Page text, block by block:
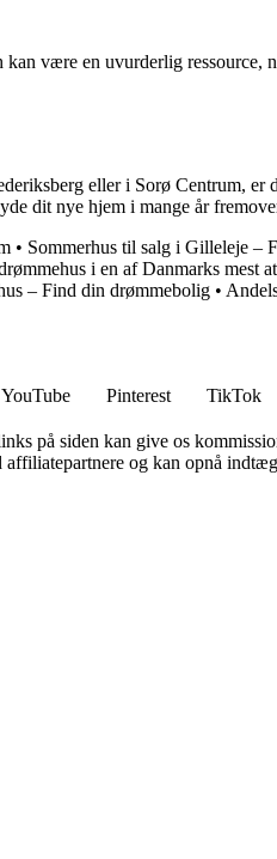
være en uvurderlig
eller i Sorø Centrum,
dit nye hjem i mange år
• Sommerhus til salg i Gilleleje –
i en af Danmarks mest
– Find din drømmebolig •
YouTube Pinterest TikTok
på siden kan give os
og kan opnå